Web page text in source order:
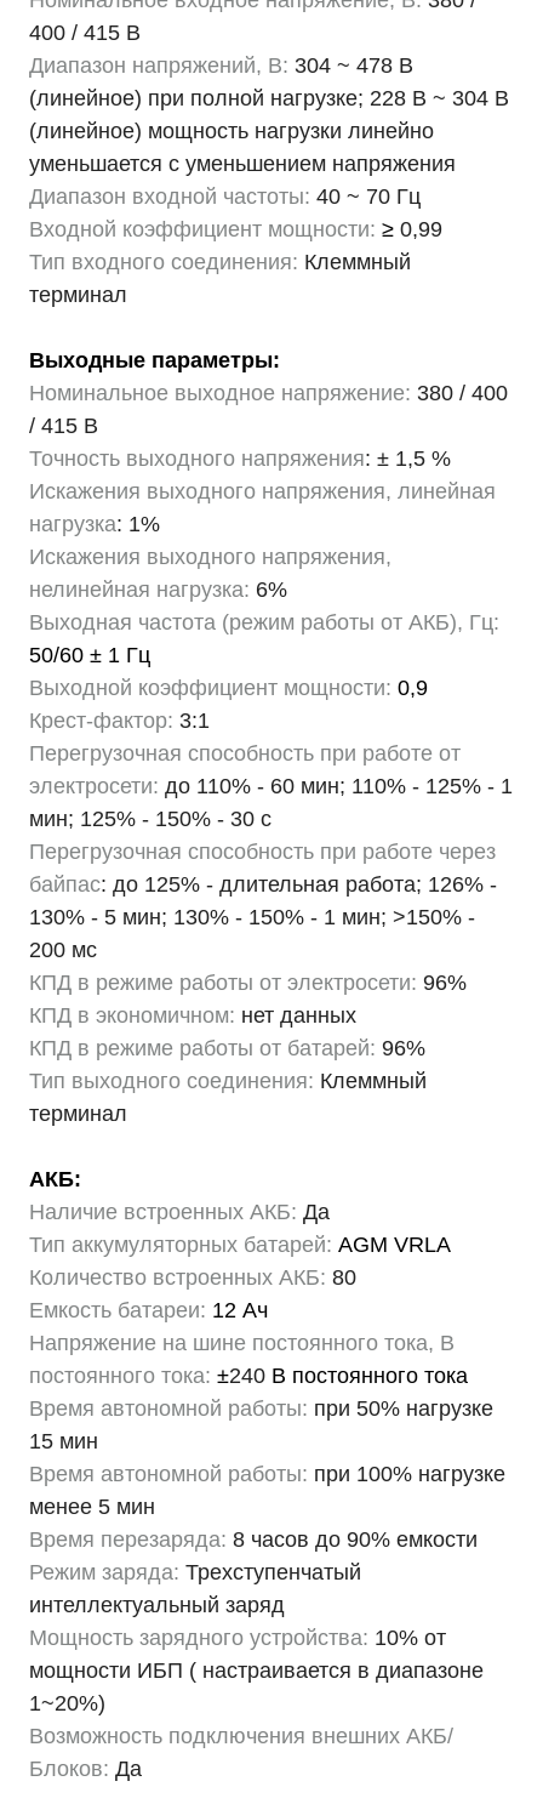
400 / 415 В
Диапазон напряжений, В: 304 ~ 478 В
(линейное) при полной нагрузке; 228 В ~ 304 В
(линейное) мощность нагрузки линейно
уменьшается с уменьшением напряжения
Диапазон входной частоты: 40 ~ 70 Гц
Входной коэффициент мощности: ≥ 0,99
Тип входного соединения: Клеммный
терминал
Выходные параметры:
Номинальное выходное напряжение: 380 / 400
/ 415 В
Точность выходного напряжения: ± 1,5 %
Искажения выходного напряжения, линейная
нагрузка: 1%
Искажения выходного напряжения,
нелинейная нагрузка: 6%
Выходная частота (режим работы от АКБ), Гц:
50/60 ± 1 Гц
Выходной коэффициент мощности: 0,9
Крест-фактор: 3:1
Перегрузочная способность при работе от
электросети: до 110% - 60 мин; 110% - 125% - 1
мин; 125% - 150% - 30 с
Перегрузочная способность при работе через
байпас: до 125% - длительная работа; 126% -
130% - 5 мин; 130% - 150% - 1 мин; >150% -
200 мс
КПД в режиме работы от электросети: 96%
КПД в экономичном: нет данных
КПД в режиме работы от батарей: 96%
Тип выходного соединения: Клеммный
терминал
АКБ:
Наличие встроенных АКБ: Да
Тип аккумуляторных батарей: AGM VRLA
Количество встроенных АКБ: 80
Емкость батареи: 12 Ач
Напряжение на шине постоянного тока, В
постоянного тока: ±240 В постоянного тока
Время автономной работы: при 50% нагрузке
15 мин
Время автономной работы: при 100% нагрузке
менее 5 мин
Время перезаряда: 8 часов до 90% емкости
Режим заряда: Трехступенчатый
интеллектуальный заряд
Мощность зарядного устройства: 10% от
мощности ИБП ( настраивается в диапазоне
1~20%)
Возможность подключения внешних АКБ/
Блоков: Да